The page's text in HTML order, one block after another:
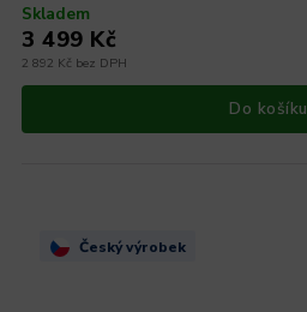
Skladem
2 892 Kč bez DPH
3 499 Kč
Do košíku
Český výrobek